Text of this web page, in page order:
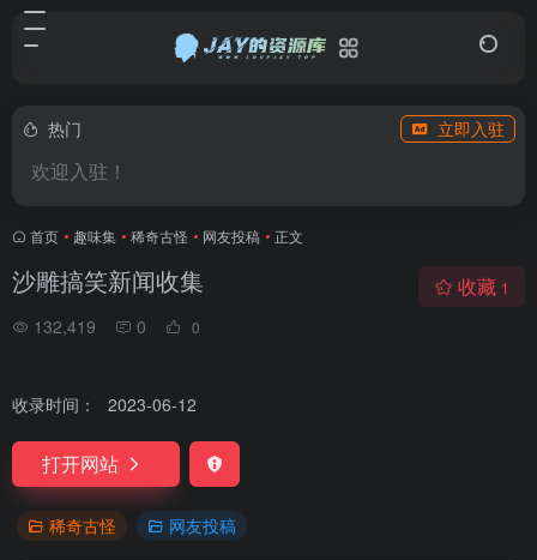
热门 立即入驻
欢迎入驻！
首页 • 趣味集 • 稀奇古怪 • 网友投稿 • 正文
沙雕搞笑新闻收集
132,419 0 0
收藏 1
收录时间： 2023-06-12
打开网站
稀奇古怪 网友投稿